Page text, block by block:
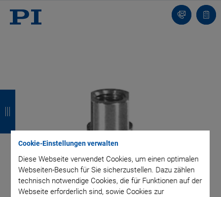
Cookie-Einstellungen verwalten
Diese Webseite verwendet Cookies, um einen optimalen
Webseiten-Besuch für Sie sicherzustellen. Dazu zählen
technisch notwendige Cookies, die für Funktionen auf der
Webseite erforderlich sind, sowie Cookies zur
Kontakt
r
ü
c
k
r
ü
c
k
r
ü
c
k
r
ü
c
k